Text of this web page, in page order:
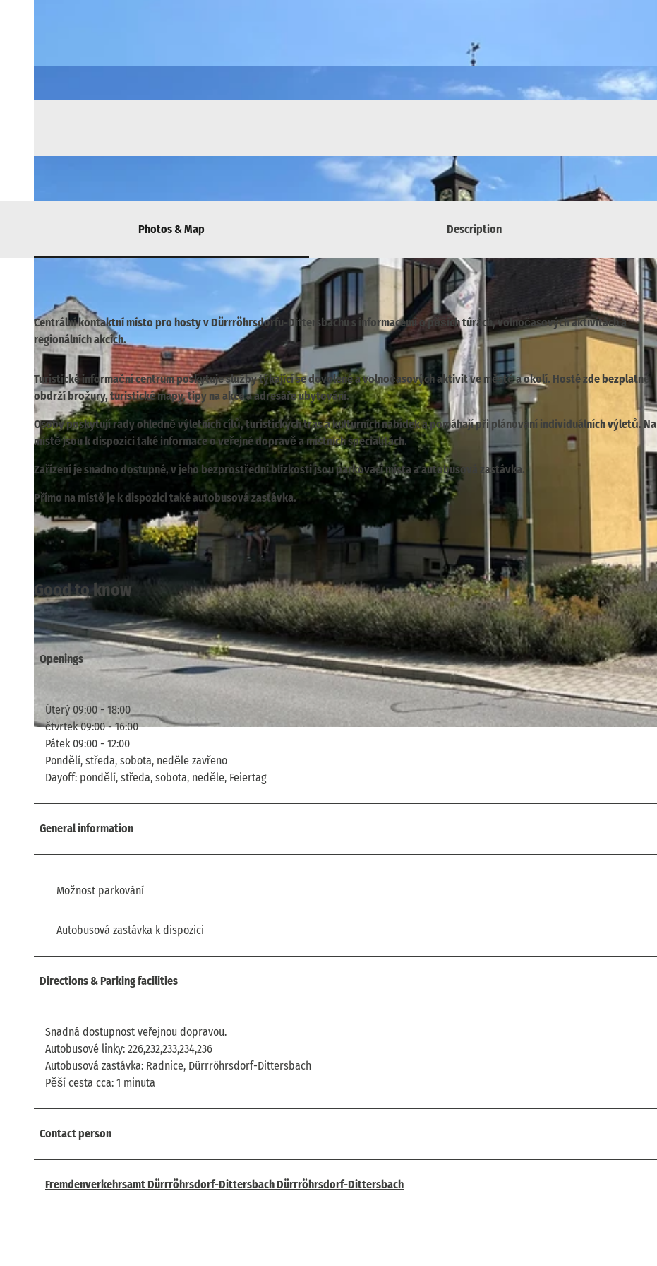
© TVSSW, Emily Wolf |
© TVSSW, Emily Wolf |
Photos & Map Description
Centrální kontaktní místo pro hosty v Dürrröhrsdorfu-Dittersbachu s informacemi o pěších túrách, volnočasových aktivitách a
regionálních akcích.
Turistické informační centrum poskytuje služby týkající se dovolené a volnočasových aktivit ve městě a okolí. Hosté zde bezplatně
obdrží brožury, turistické mapy, tipy na akce a adresáře ubytování.
Osoby poskytují rady ohledně výletních cílů, turistických tras a kulturních nabídek a pomáhají při plánování individuálních výletů. Na
místě jsou k dispozici také informace o veřejné dopravě a místních specialitách.
Zařízení je snadno dostupné, v jeho bezprostřední blízkosti jsou parkovací místa a autobusová zastávka.
Přímo na místě je k dispozici také autobusová zastávka.
Good to know
Openings
Úterý 09:00 - 18:00
čtvrtek 09:00 - 16:00
Pátek 09:00 - 12:00
Pondělí, středa, sobota, neděle zavřeno
Dayoff: pondělí, středa, sobota, neděle, Feiertag
General information
Možnost parkování
Autobusová zastávka k dispozici
Directions & Parking facilities
Snadná dostupnost veřejnou dopravou.
Autobusové linky: 226,232,233,234,236
Autobusová zastávka: Radnice, Dürrröhrsdorf-Dittersbach
Pěší cesta cca: 1 minuta
Contact person
Fremdenverkehrsamt Dürrröhrsdorf-Dittersbach Dürrröhrsdorf-Dittersbach